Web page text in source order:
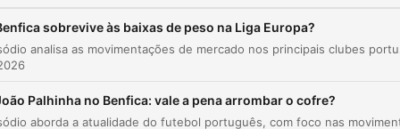
00:17:51 Mercado de Transferências e Futebol Europeu
clic en un capítulo para ir directamente a ese momento
sobrevive às baixas de peso na Liga Europa?
Palhinha no Benfica: vale a pena arrombar o cofre?